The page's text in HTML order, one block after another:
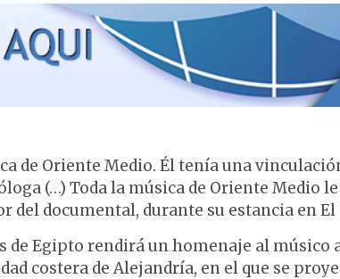
de Oriente Medio. Él tenía una
(…) Toda la música de Oriente Medio
del documental, durante su estancia en El
de Egipto rendirá un homenaje al
costera de Alejandría, en el que se